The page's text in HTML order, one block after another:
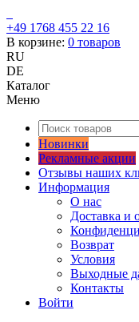
+49 1768 455 22 16
В корзине: 0 товаров
RU
DE
Каталог
Меню
Новинки
Рекламные акции
Отзывы наших
Информация
О нас
Доставка и
Возврат
Условия
Выходные
Контакты
Войти